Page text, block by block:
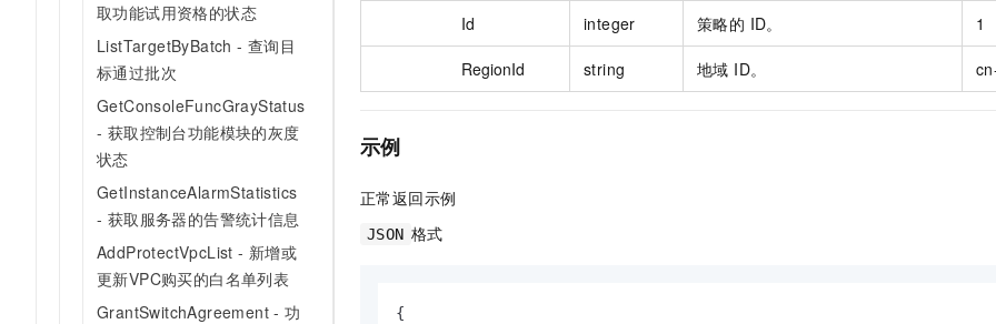
取功能试用资格的状态
ListTargetByBatch - 查询目
标通过批次
GetConsoleFuncGrayStatus
- 获取控制台功能模块的灰度
状态
GetInstanceAlarmStatistics
- 获取服务器的告警统计信息
AddProtectVpcList - 新增或
更新VPC购买的白名单列表
GrantSwitchAgreement - 功
Id integer 策略的 ID。 1
RegionId string 地域 ID。
示例
正常返回示例
JSON 格式
{